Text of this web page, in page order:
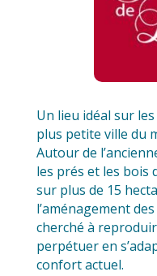
Un lieu idéal sur
plus petite ville du
Autour de
les prés et les bois
sur plus de 15
l’aménagement
cherché à
perpétuer en
confort actuel.